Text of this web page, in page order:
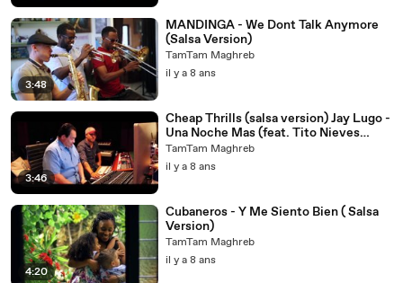
3:48
MANDINGA - We Dont Talk Anymore
(Salsa Version)
TamTam Maghreb
il y a 8 ans
3:46
Cheap Thrills (salsa version) Jay Lugo -
Una Noche Mas (feat. Tito Nieves
MANDINGA Surbana)
TamTam Maghreb
il y a 8 ans
4:20
Cubaneros - Y Me Siento Bien ( Salsa
Version)
TamTam Maghreb
il y a 8 ans